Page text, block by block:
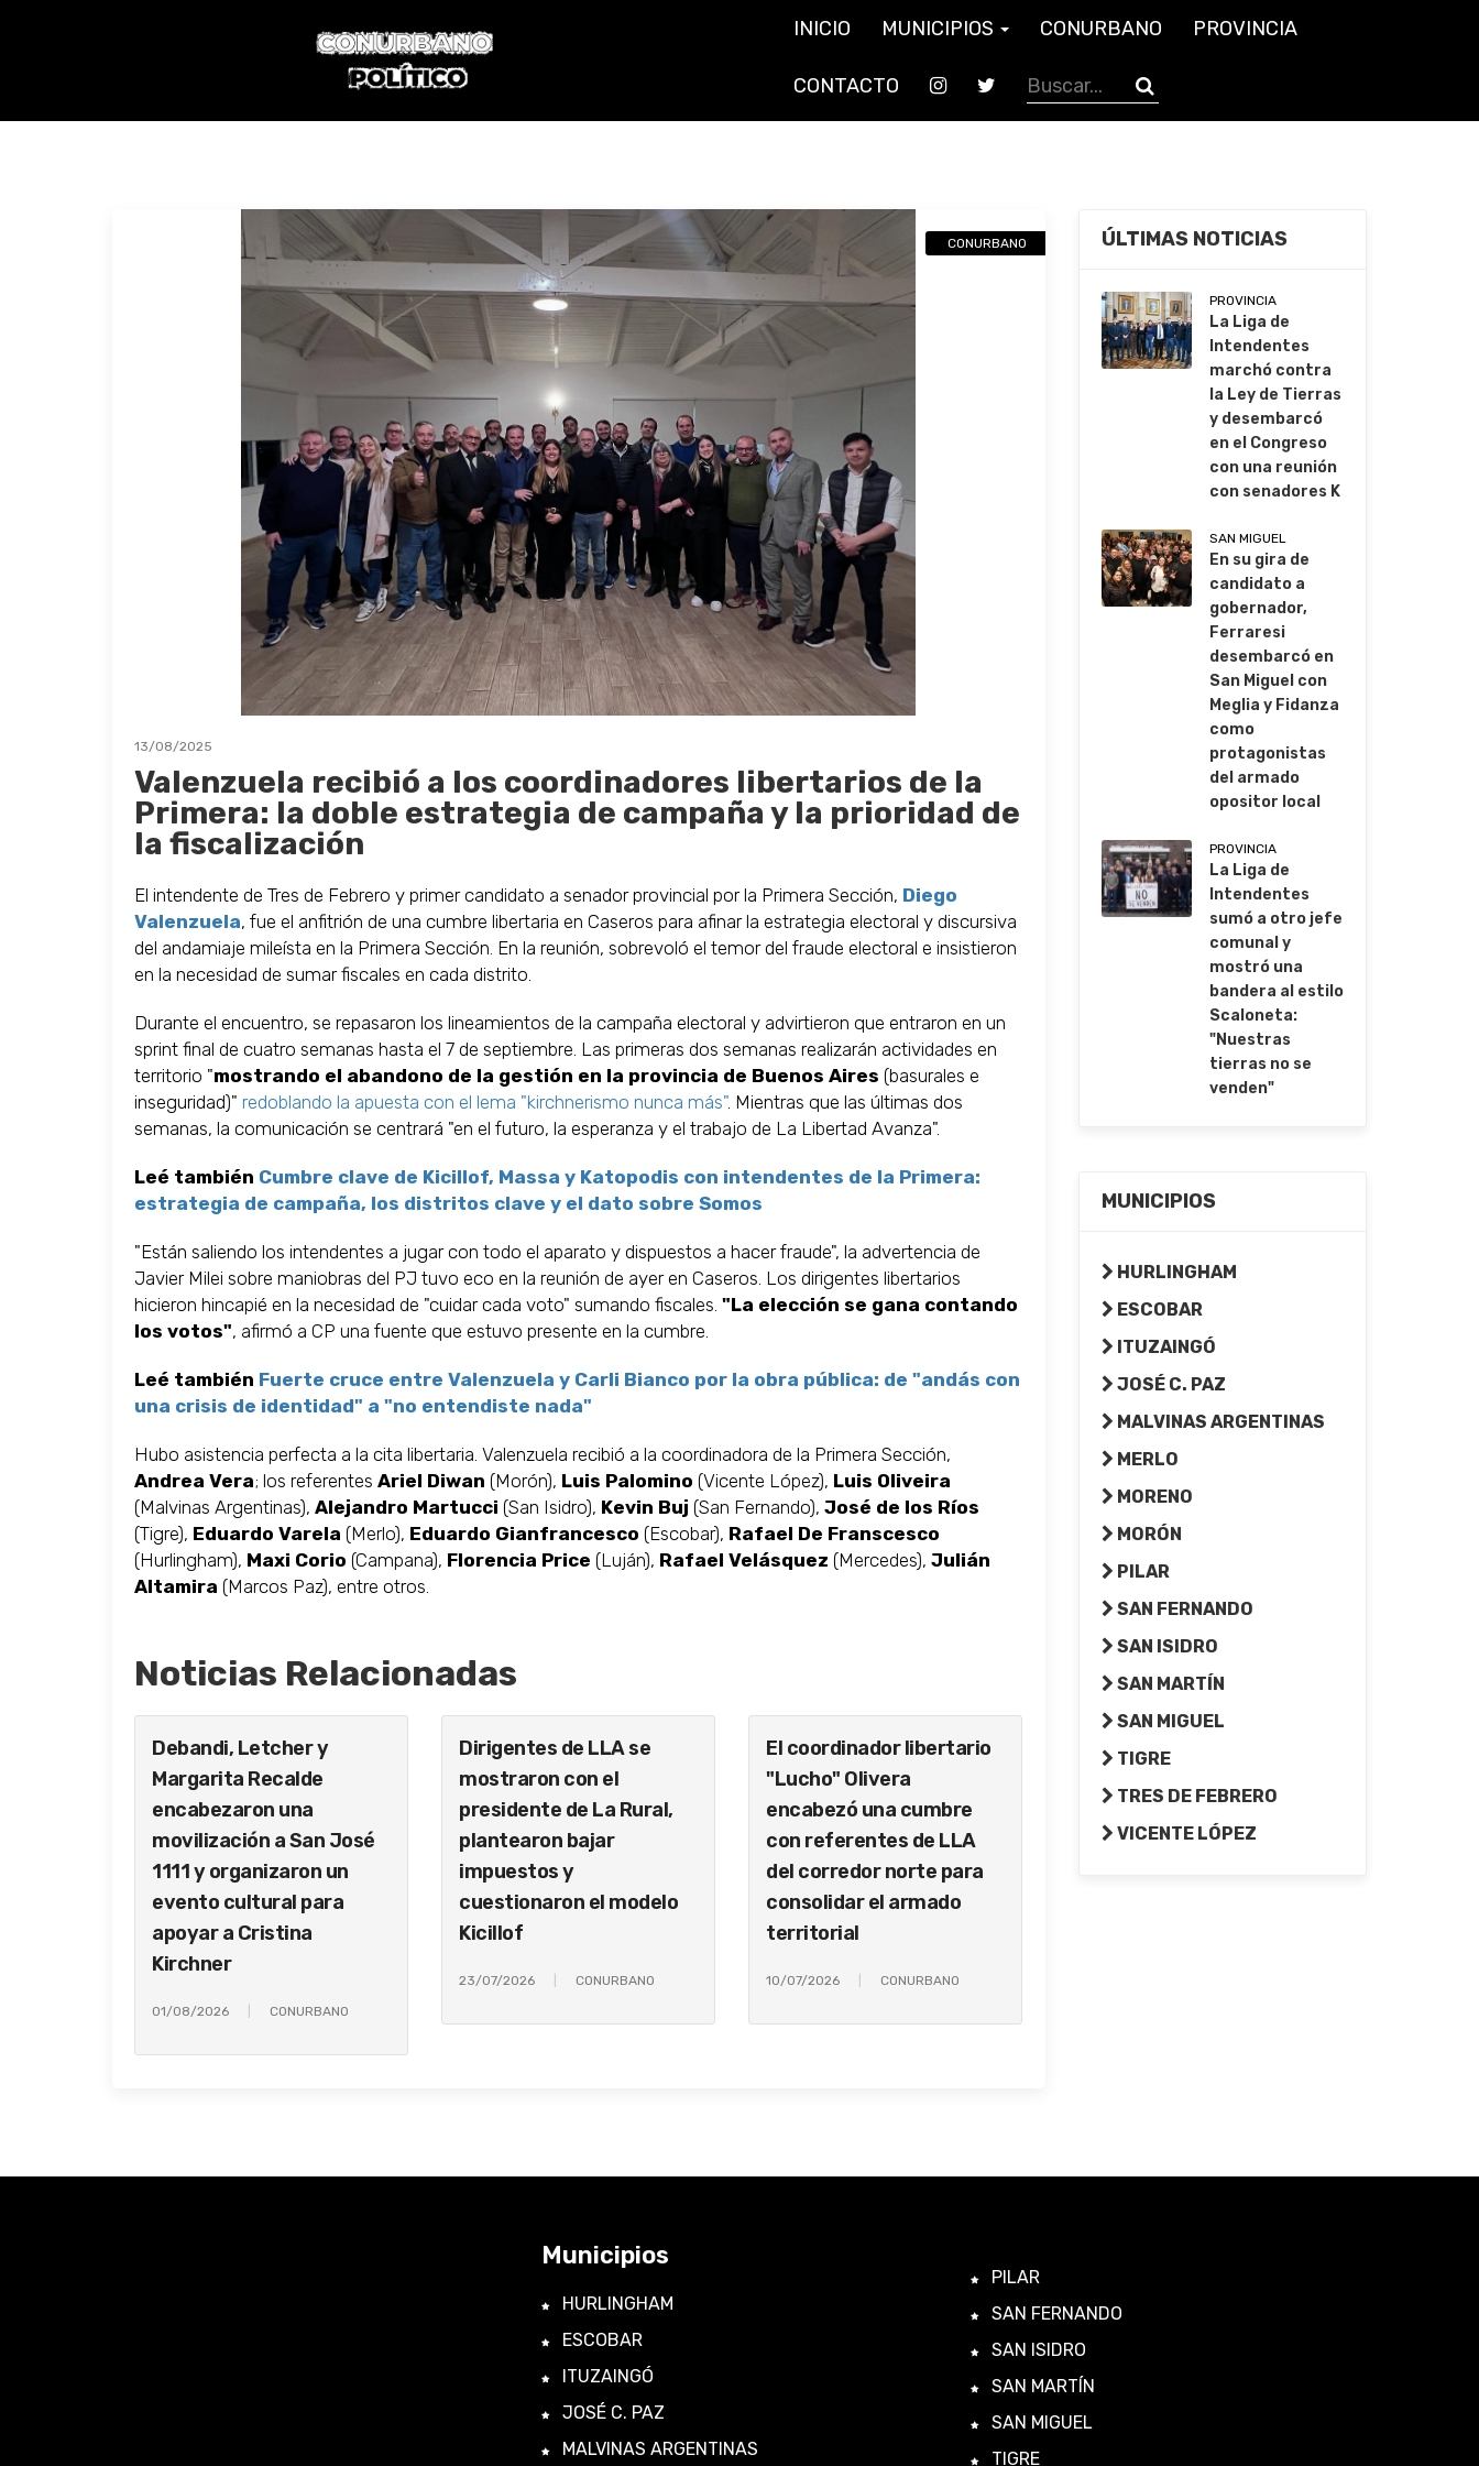
INICIO MUNICIPIOS CONURBANO PROVINCIA
CONTACTO
CONURBANO
13/08/2025
Valenzuela recibió a los coordinadores libertarios de la
Primera: la doble estrategia de campaña y la prioridad de
la fiscalización
El intendente de Tres de Febrero y primer candidato a senador provincial por la Primera Sección, Diego
Valenzuela, fue el anfitrión de una cumbre libertaria en Caseros para afinar la estrategia electoral y discursiva
del andamiaje mileísta en la Primera Sección. En la reunión, sobrevoló el temor del fraude electoral e insistieron
en la necesidad de sumar fiscales en cada distrito.
Durante el encuentro, se repasaron los lineamientos de la campaña electoral y advirtieron que entraron en un
sprint final de cuatro semanas hasta el 7 de septiembre. Las primeras dos semanas realizarán actividades en
territorio "mostrando el abandono de la gestión en la provincia de Buenos Aires (basurales e
inseguridad)" redoblando la apuesta con el lema "kirchnerismo nunca más". Mientras que las últimas dos
semanas, la comunicación se centrará "en el futuro, la esperanza y el trabajo de La Libertad Avanza".
Leé también Cumbre clave de Kicillof, Massa y Katopodis con intendentes de la Primera:
estrategia de campaña, los distritos clave y el dato sobre Somos
"Están saliendo los intendentes a jugar con todo el aparato y dispuestos a hacer fraude", la advertencia de
Javier Milei sobre maniobras del PJ tuvo eco en la reunión de ayer en Caseros. Los dirigentes libertarios
hicieron hincapié en la necesidad de "cuidar cada voto" sumando fiscales. "La elección se gana contando
los votos", afirmó a CP una fuente que estuvo presente en la cumbre.
Leé también Fuerte cruce entre Valenzuela y Carli Bianco por la obra pública: de "andás con
una crisis de identidad" a "no entendiste nada"
Hubo asistencia perfecta a la cita libertaria. Valenzuela recibió a la coordinadora de la Primera Sección,
Andrea Vera; los referentes Ariel Diwan (Morón), Luis Palomino (Vicente López), Luis Oliveira
(Malvinas Argentinas), Alejandro Martucci (San Isidro), Kevin Buj (San Fernando), José de los Ríos
(Tigre), Eduardo Varela (Merlo), Eduardo Gianfrancesco (Escobar), Rafael De Franscesco
(Hurlingham), Maxi Corio (Campana), Florencia Price (Luján), Rafael Velásquez (Mercedes), Julián
Altamira (Marcos Paz), entre otros.
Noticias Relacionadas
Debandi, Letcher y
Margarita Recalde
encabezaron una
movilización a San José
1111 y organizaron un
evento cultural para
apoyar a Cristina
Kirchner
01/08/2026 CONURBANO
Dirigentes de LLA se
mostraron con el
presidente de La Rural,
plantearon bajar
impuestos y
cuestionaron el modelo
Kicillof
23/07/2026 CONURBANO
El coordinador libertario
"Lucho" Olivera
encabezó una cumbre
con referentes de LLA
del corredor norte para
consolidar el armado
territorial
10/07/2026 CONURBANO
ÚLTIMAS NOTICIAS
PROVINCIA
La Liga de
Intendentes
marchó contra
la Ley de Tierras
y desembarcó
en el Congreso
con una reunión
con senadores K
SAN MIGUEL
En su gira de
candidato a
gobernador,
Ferraresi
desembarcó en
San Miguel con
Meglia y Fidanza
como
protagonistas
del armado
opositor local
PROVINCIA
La Liga de
Intendentes
sumó a otro jefe
comunal y
mostró una
bandera al estilo
Scaloneta:
"Nuestras
tierras no se
venden"
MUNICIPIOS
HURLINGHAM
ESCOBAR
ITUZAINGÓ
JOSÉ C. PAZ
MALVINAS ARGENTINAS
MERLO
MORENO
MORÓN
PILAR
SAN FERNANDO
SAN ISIDRO
SAN MARTÍN
SAN MIGUEL
TIGRE
TRES DE FEBRERO
VICENTE LÓPEZ
Municipios
HURLINGHAM
ESCOBAR
ITUZAINGÓ
JOSÉ C. PAZ
MALVINAS ARGENTINAS
PILAR
SAN FERNANDO
SAN ISIDRO
SAN MARTÍN
SAN MIGUEL
TIGRE